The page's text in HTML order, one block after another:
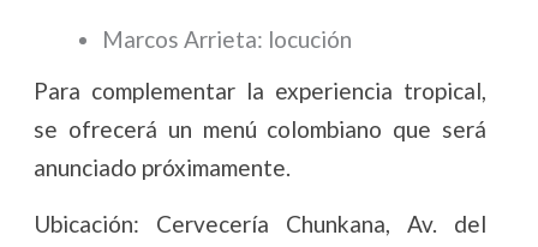
Marcos Arrieta: locución
Para complementar la experiencia tropical,
se ofrecerá un menú colombiano que será
anunciado próximamente.
Ubicación: Cervecería Chunkana, Av. del